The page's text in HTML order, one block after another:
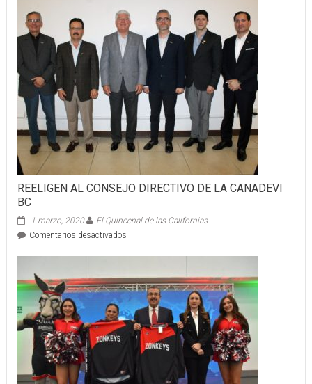
DE
DATOS
ABIERTOS
REELIGEN AL CONSEJO DIRECTIVO DE LA CANADEVI
BC
1 marzo, 2020
El Quincenal de las Californias
Comentarios desactivadosen
AL
DIRECTIVO
DE
LA
CANADEVI
BC